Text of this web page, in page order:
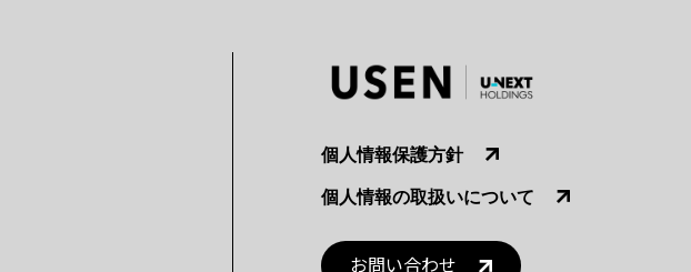
個人情報保護方針
個人情報の取扱いについて
お問い合わせ